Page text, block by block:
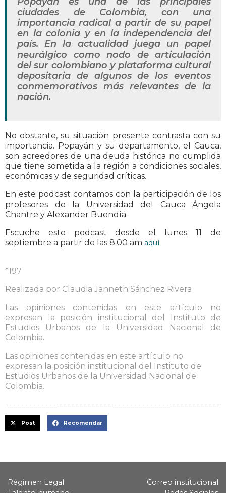
ciudades de Colombia, con una
importancia radical a partir de su papel
en la colonia y en la independencia del
país. En la actualidad juega un papel
neurálgico como nodo de articulación
del sur colombiano y plataforma cultural
depositaria de algunos de los eventos
conmemorativos más relevantes de la
nación.
No obstante, su situación presente contrasta con su
importancia. Popayán y su departamento, el Cauca,
son acreedores de una deuda histórica no cumplida
que tiene sometida a la región a condiciones sociales,
económicas y de seguridad críticas.
En este podcast contamos con la participación de los
profesores de la Universidad del Cauca Ángela
Chantre y Alexander Buendía.
Escuche este podcast desde el lunes 11 de
septiembre a partir de las 8:00 am aquí
*197
Realizada por Claudia Janneth Sánchez Rivera
Las opiniones contenidas en este artículo no
expresan la posición institucional del Instituto de
Estudios Urbanos de la Universidad Nacional de
Colombia.
Las opiniones contenidas en este artículo no
expresan la posición institucional del Instituto de
Estudios Urbanos de la Universidad Nacional de
Colombia.
Post Recomendar
Régimen Legal
Correo institucional